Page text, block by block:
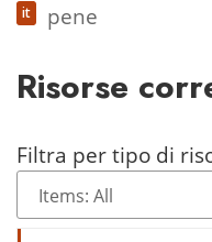
it pene
Risorse
Filtra per tipo di